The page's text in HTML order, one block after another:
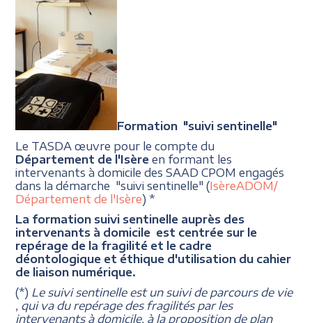
Formation "suivi sentinelle"
Le TASDA œuvre pour le compte du
Département de l'Isère en formant les
intervenants à domicile des SAAD CPOM engagés
dans la démarche "suivi sentinelle" (IsèreADOM/
Département de l'Isère) *
La formation suivi sentinelle auprès des
intervenants à domicile est centrée sur le
repérage de la fragilité et le cadre
déontologique et éthique d'utilisation du cahier
de liaison numérique.
(*) Le suivi sentinelle est un suivi de parcours de vie
, qui va du repérage des fragilités par les
intervenants à domicile, à la proposition de plan